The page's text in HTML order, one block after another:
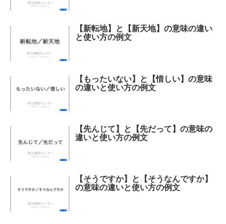
【新転地】と【新天地】の意味の違い
と使い方の例文
【もったいない】と【惜しい】の意味
の違いと使い方の例文
【先んじて】と【先だって】の意味の
違いと使い方の例文
【そうですか】と【そうなんですか】
の意味の違いと使い方の例文